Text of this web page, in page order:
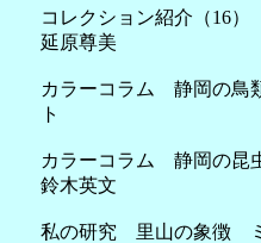
コレクション
延原尊美
カラーコラム 静岡の鳥
ト
カラーコラム
鈴木英文
私の研究 里山の象徴